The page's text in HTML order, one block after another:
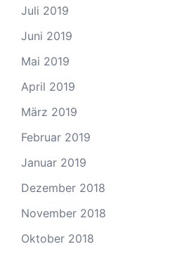
Juli 2019
Juni 2019
Mai 2019
April 2019
März 2019
Februar 2019
Januar 2019
Dezember 2018
November 2018
Oktober 2018